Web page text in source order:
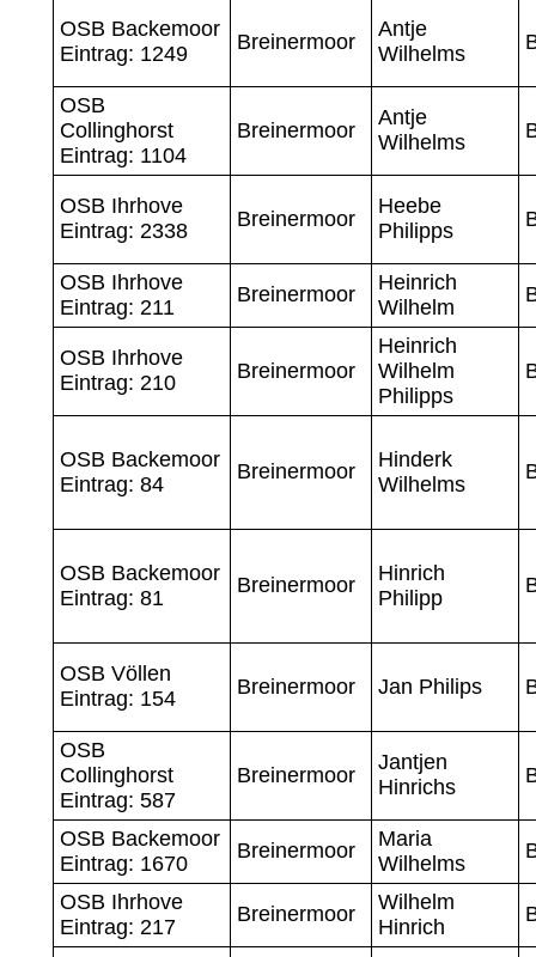
OSB Backemoor
Eintrag: 1249
Breinermoor
Antje
Wilhelms
OSB
Collinghorst
Eintrag: 1104
Breinermoor
Antje
Wilhelms
OSB Ihrhove
Eintrag: 2338
Breinermoor
Heebe
Philipps
OSB Ihrhove
Eintrag: 211
Breinermoor
Heinrich
Wilhelm
OSB Ihrhove
Eintrag: 210
Breinermoor
Heinrich
Wilhelm
Philipps
OSB Backemoor
Eintrag: 84
Breinermoor
Hinderk
Wilhelms
OSB Backemoor
Eintrag: 81
Breinermoor
Hinrich
Philipp
OSB Völlen
Eintrag: 154
Breinermoor Jan Philips
OSB
Collinghorst
Eintrag: 587
Breinermoor
Jantjen
Hinrichs
OSB Backemoor
Eintrag: 1670
Breinermoor
Maria
Wilhelms
OSB Ihrhove
Eintrag: 217
Breinermoor
Wilhelm
Hinrich